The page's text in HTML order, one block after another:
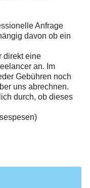
Anfrage
davon ob ein
direkt eine
an. Im
Gebühren noch
uns abrechnen.
durch, ob dieses